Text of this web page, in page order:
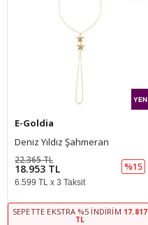
E-Goldia
Deniz Yıldız Şahmeran
18.953 TL
22.365 TL
%15
6.599 TL x 3 Taksit
SEPETTE EKSTRA %5 İNDIRIM 17.817
TL